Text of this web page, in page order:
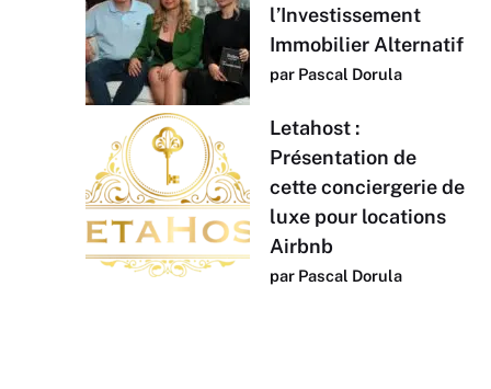
l’Investissement
Immobilier Alternatif
par Pascal Dorula
Letahost :
Présentation de
cette conciergerie de
luxe pour locations
Airbnb
par Pascal Dorula